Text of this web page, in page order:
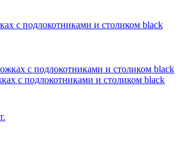
с подлокотниками и столиком black
с подлокотниками и столиком black